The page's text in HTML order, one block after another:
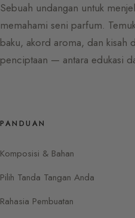
Sebuah undangan untuk
memahami seni parfum.
baku, akord aroma, dan kisah
penciptaan — antara edukasi
PANDUAN
Komposisi & Bahan
Pilih Tanda Tangan Anda
Rahasia Pembuatan